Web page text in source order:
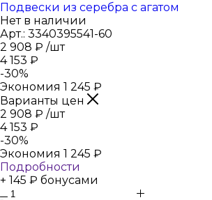
Подвески из серебра с агатом
Нет в наличии
Арт.: 3340395541-60
2 908 ₽ /шт
4 153 ₽
-30%
Экономия 1 245 ₽
Варианты цен
2 908 ₽ /шт
4 153 ₽
-30%
Экономия 1 245 ₽
Подробности
+ 145 ₽ бонусами